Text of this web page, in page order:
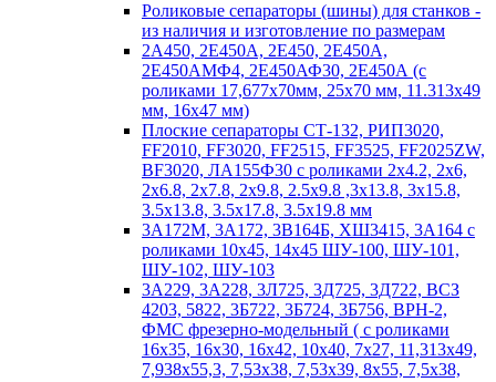
Роликовые сепараторы (шины) для станков -
из наличия и изготовление по размерам
2А450, 2Е450А, 2Е450, 2Е450А,
2Е450АМФ4, 2Е450АФ30, 2Е450А (с
роликами 17,677х70мм, 25х70 мм, 11.313х49
мм, 16х47 мм)
Плоские сепараторы СТ-132, РИП3020,
FF2010, FF3020, FF2515, FF3525, FF2025ZW,
BF3020, ЛА155Ф30 с роликами 2х4.2, 2х6,
2х6.8, 2х7.8, 2х9.8, 2.5х9.8 ,3х13.8, 3х15.8,
3.5х13.8, 3.5х17.8, 3.5х19.8 мм
3А172М, 3А172, 3В164Б, ХШ3415, 3А164 с
роликами 10х45, 14х45 ШУ-100, ШУ-101,
ШУ-102, ШУ-103
3А229, 3А228, 3Л725, 3Д725, 3Д722, ВСЗ
4203, 5822, 3Б722, 3Б724, 3Б756, ВРН-2,
ФМС фрезерно-модельный ( с роликами
16х35, 16х30, 16х42, 10х40, 7х27, 11,313х49,
7,938х55,3, 7,53х38, 7,53х39, 8х55, 7,5х38,